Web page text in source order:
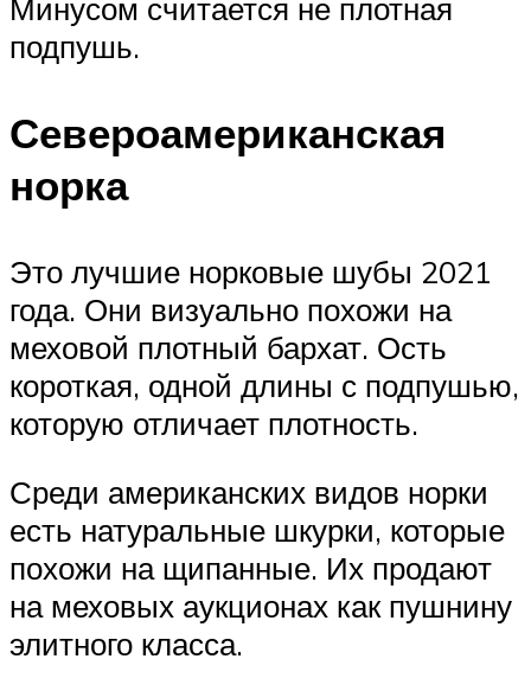
Минусом считается не плотная
подпушь.
Североамериканская
норка
Это лучшие норковые шубы 2021
года. Они визуально похожи на
меховой плотный бархат. Ость
короткая, одной длины с подпушью,
которую отличает плотность.
Среди американских видов норки
есть натуральные шкурки, которые
похожи на щипанные. Их продают
на меховых аукционах как пушнину
элитного класса.